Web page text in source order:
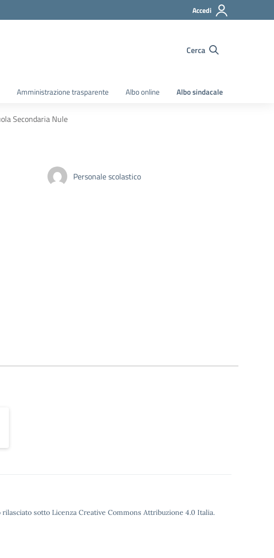
Accedi
Cerca
Amministrazione trasparente Albo online Albo sindacale
Secondaria Nule
Personale scolastico
sotto Licenza Creative Commons Attribuzione 4.0 Italia.